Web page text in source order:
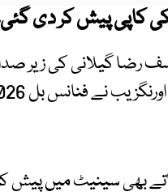
رضا گیلانی کی زیر